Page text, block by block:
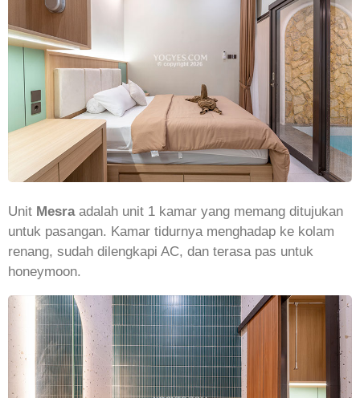
Unit Mesraadalah unit 1 kamar yang memang ditujukan
untuk pasangan. Kamar tidurnya menghadap ke kolam
renang, sudah dilengkapi AC, dan terasa pas untuk
honeymoon.